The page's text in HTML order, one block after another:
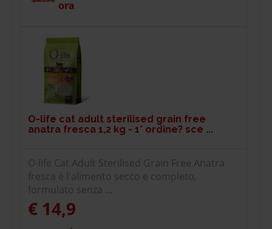
ora
O-life cat adult sterilised grain free
anatra fresca 1,2 kg - 1° ordine? sce ...
O-life Cat Adult Sterilised Grain Free Anatra
fresca è l'alimento secco e completo,
formulato senza ...
€ 14,9